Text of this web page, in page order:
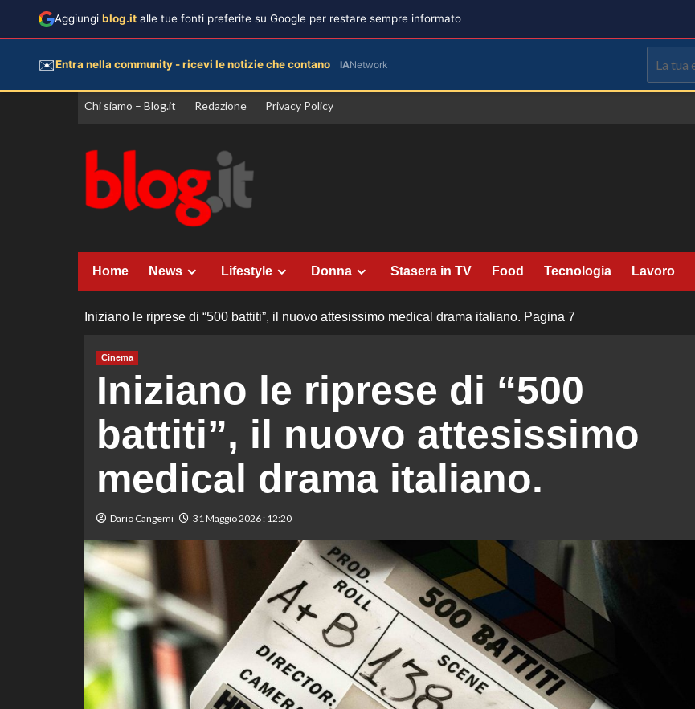
Vai
Chi siamo – Blog.it Redazione Privacy Policy
Home News Lifestyle Donna Stasera in TV Food Tecnologia Lavoro
Iniziano le riprese di “500 battiti”, il nuovo attesissimo medical drama italiano. Pagina 7
Cinema
Iniziano le riprese di “500
battiti”, il nuovo attesissimo
medical drama italiano.
Dario Cangemi 31 Maggio 2026 : 12:20
Aggiungi blog.it alle tue fonti preferite su Google per restare sempre informato
✉️Entra nella community - ricevi le notizie che contano IANetwork